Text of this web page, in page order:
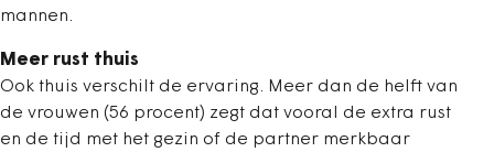
mannen.
Meer rust thuis
Ook thuis verschilt de ervaring. Meer dan de helft van
de vrouwen (56 procent) zegt dat vooral de extra rust
en de tijd met het gezin of de partner merkbaar